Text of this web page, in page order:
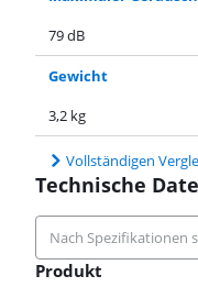
79 dB
Gewicht
3,2 kg
Vollständigen
Technische
Produkt